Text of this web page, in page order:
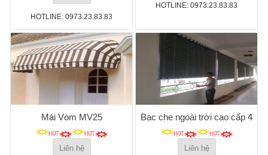
HOTLINE: 0973.23.83.83
HOTLINE: 0973.23.83.83
Mái Vòm MV25
Liên hệ
Bạc che ngoài trời cao cấp 4
Liên hệ